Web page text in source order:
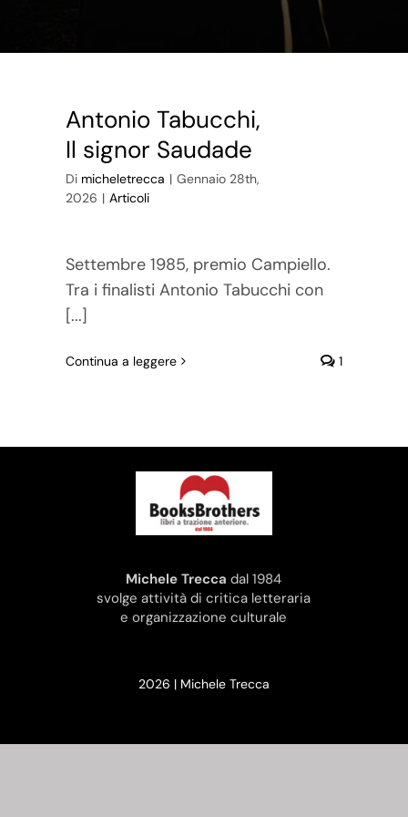
Antonio Tabucchi,
Il signor Saudade
Di micheletrecca | Gennaio 28th,
2026 | Articoli
Settembre 1985, premio Campiello.
Tra i finalisti Antonio Tabucchi con
[...]
Continua a leggere 1
Michele Trecca dal 1984
svolge attività di critica letteraria
e organizzazione culturale
2026 | Michele Trecca